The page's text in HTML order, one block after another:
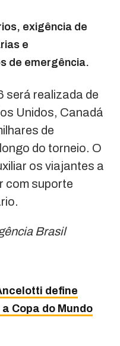
exigência de
e
de emergência.
será realizada de
Unidos, Canadá
de
do torneio. O
os viajantes a
com suporte
Brasil
define
Copa do Mundo